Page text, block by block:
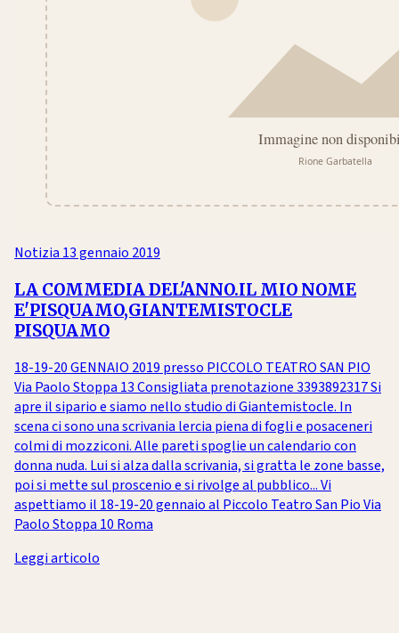
Notizia13 gennaio 2019
LA COMMEDIA DEL'ANNO.IL MIO NOME
E'PISQUAMO,GIANTEMISTOCLE
PISQUAMO
18-19-20 GENNAIO 2019 presso PICCOLO TEATRO SAN PIO
Via Paolo Stoppa 13 Consigliata prenotazione 3393892317 Si
apre il sipario e siamo nello studio di Giantemistocle. In
scena ci sono una scrivania lercia piena di fogli e posaceneri
colmi di mozziconi. Alle pareti spoglie un calendario con
donna nuda. Lui si alza dalla scrivania, si gratta le zone basse,
poi si mette sul proscenio e si rivolge al pubblico... Vi
aspettiamo il 18-19-20 gennaio al Piccolo Teatro San Pio Via
Paolo Stoppa 10 Roma
Leggi articolo